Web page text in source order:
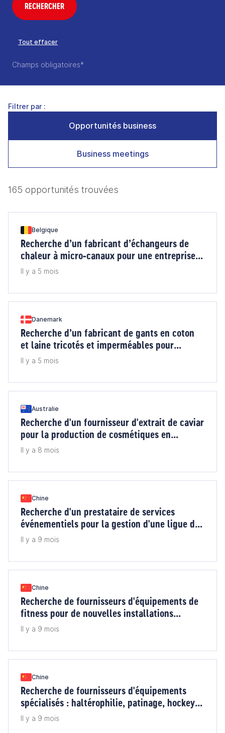
RECHERCHER
Tout effacer
Champs obligatoires*
Filtrer par :
Opportunités business
Business meetings
165 opportunités trouvées
Belgique
Recherche d’un fabricant d’échangeurs de
chaleur à micro‑canaux pour une entreprise
belge
Il y a 5 mois
Danemark
Recherche d’un fabricant de gants en coton
et laine tricotés et imperméables pour
enfants destinés au Danemark
Il y a 5 mois
Australie
Recherche d'un fournisseur d'extrait de caviar
pour la production de cosmétiques en
Australie
Il y a 8 mois
Chine
Recherche d'un prestataire de services
événementiels pour la gestion d'une ligue de
badminton interne en Chine
Il y a 9 mois
Chine
Recherche de fournisseurs d'équipements de
fitness pour de nouvelles installations
sportives publiques en Chine
Il y a 9 mois
Chine
Recherche de fournisseurs d'équipements
spécialisés : haltérophilie, patinage, hockey
et volleyball en Chine
Il y a 9 mois